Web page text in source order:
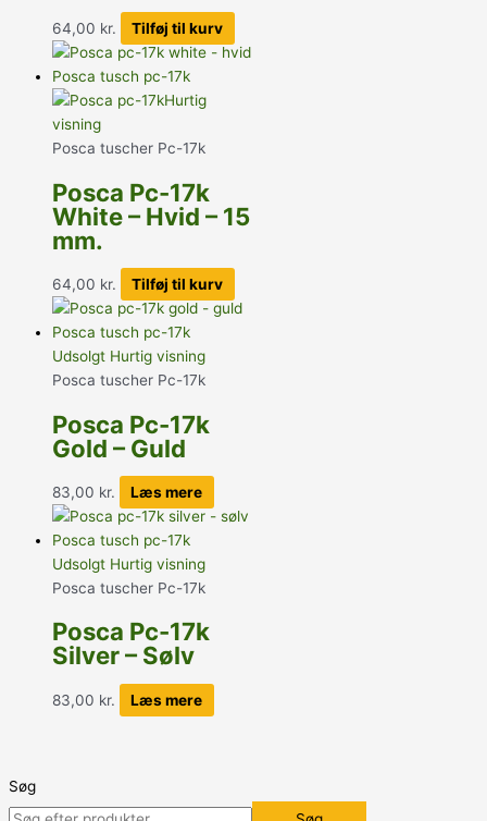
64,00 kr. Tilføj til kurv
Hurtig
visning
Posca tuscher Pc-17k
Posca Pc-17k
White – Hvid – 15
mm.
64,00 kr. Tilføj til kurv
Udsolgt Hurtig visning
Posca tuscher Pc-17k
Posca Pc-17k
Gold – Guld
83,00 kr. Læs mere
Udsolgt Hurtig visning
Posca tuscher Pc-17k
Posca Pc-17k
Silver – Sølv
83,00 kr. Læs mere
Søg